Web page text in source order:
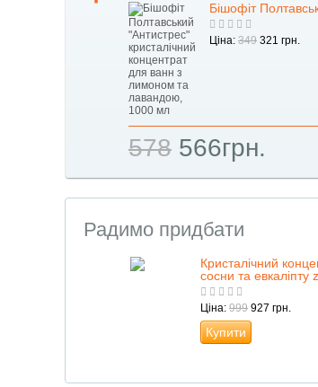
Бішофіт
Ціна: 349 321 грн.
578 566грн.
Радимо придбати
Кристалічний
сосни та евкаліпту
Ціна: 999 927 грн.
Купити